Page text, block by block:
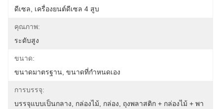
ดีเซล, เครื่องยนต์ดีเซล 4 สูบ
คุณภาพ:
ระดับสูง
ขนาด:
ขนาดมาตรฐาน, ขนาดที่กำหนดเอง
การบรรจุ:
บรรจุแบบเป็นกลาง, กล่องไม้, กล่อง, ถุงพลาสติก + กล่องไม้ + พา